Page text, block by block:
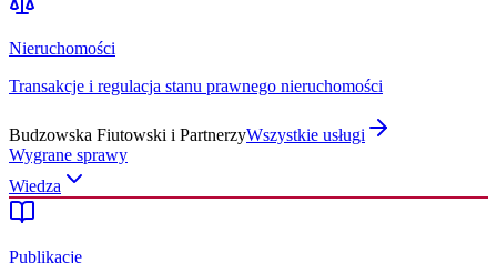
Nieruchomości
Transakcje i regulacja stanu prawnego nieruchomości
Budzowska Fiutowski i PartnerzyWszystkie usługi
Wygrane sprawy
Wiedza
Publikacje